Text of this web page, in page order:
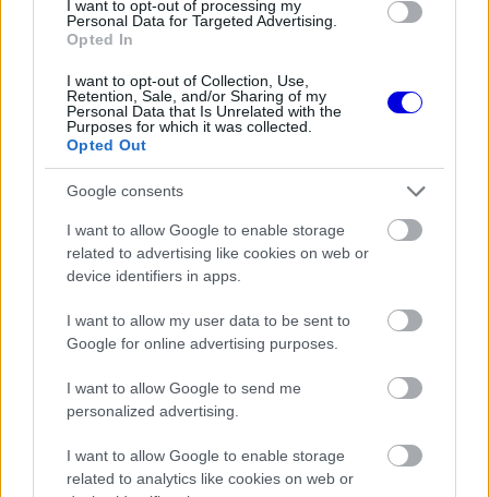
I want to opt-out of processing my
Personal Data for Targeted Advertising.
Opted In
I want to opt-out of Collection, Use,
Retention, Sale, and/or Sharing of my
Personal Data that Is Unrelated with the
Purposes for which it was collected.
Opted Out
Google consents
I want to allow Google to enable storage
related to advertising like cookies on web or
device identifiers in apps.
I want to allow my user data to be sent to
Google for online advertising purposes.
I want to allow Google to send me
personalized advertising.
I want to allow Google to enable storage
related to analytics like cookies on web or
EZEKET IS AJÁNLJUK
FORMA-1
Újra harcban a győzelemért – ez
hozza meg Lewis Hamilton
FORMA-1
Döbbenetes adatgyűjtéssel
döntött a Ferrari Sainz és Ricciardo
között
Kellemetlen meglepetés érte a
nyári szünetben a Forma–1-es